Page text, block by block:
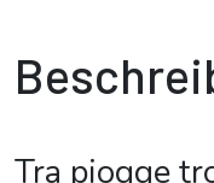
Tra piogge